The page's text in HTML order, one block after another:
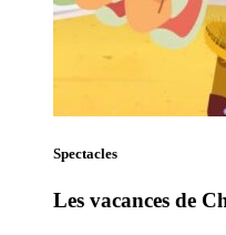
Spectacles
Les vacances de